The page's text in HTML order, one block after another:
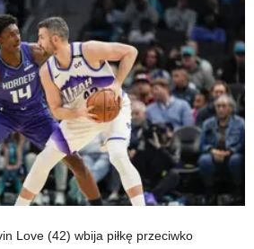
Love (42) wbija piłkę przeciwko